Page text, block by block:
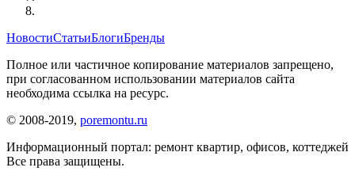
НовостиСтатьиБлогиБренды
Полное или частичное копирование материалов запрещено,
при согласованном использовании материалов сайта
необходима ссылка на ресурс.
© 2008-2019, poremontu.ru
Информационный портал: ремонт квартир, офисов, коттеджей
Все права защищены.